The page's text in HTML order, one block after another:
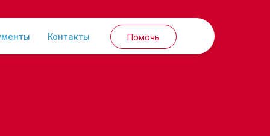
Контакты Помочь